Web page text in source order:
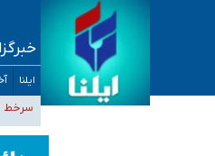
ایلنا
سرخط
۴۰ تا ۵۰ روز گرمای نسبی در پیش داریم/ دمای تهران به ۳۸ درجه می‌رسد